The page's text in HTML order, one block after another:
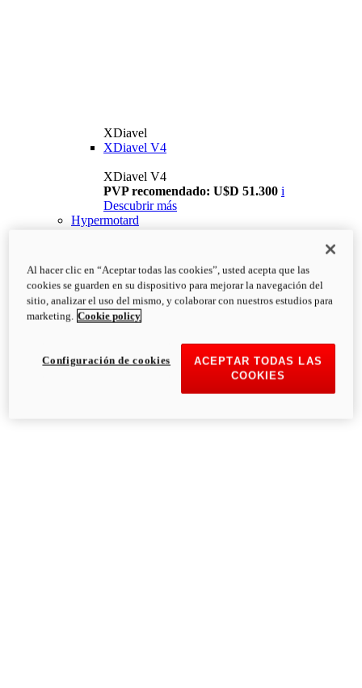
XDiavel
XDiavel V4
XDiavel V4
PVP recomendado: U$D 51.300 i
Descubrir más
Hypermotard
Al hacer clic en “Aceptar todas las cookies”, usted acepta que las
cookies se guarden en su dispositivo para mejorar la navegación del
sitio, analizar el uso del mismo, y colaborar con nuestros estudios para
marketing. Cookie policy
ACEPTAR TODAS LAS
COOKIES
Configuración de cookies